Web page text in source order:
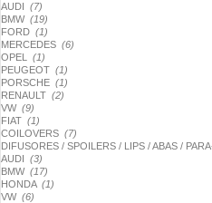
AUDI (7)
BMW (19)
FORD (1)
MERCEDES (6)
OPEL (1)
PEUGEOT (1)
PORSCHE (1)
RENAULT (2)
VW (9)
FIAT (1)
COILOVERS (7)
DIFUSORES / SPOILERS / LIPS / ABAS /
AUDI (3)
BMW (17)
HONDA (1)
VW (6)